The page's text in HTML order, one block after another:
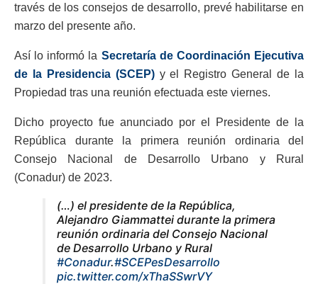
través de los consejos de desarrollo, prevé habilitarse en
marzo del presente año.
Así lo informó la Secretaría de Coordinación Ejecutiva
de la Presidencia (SCEP)y el Registro General de la
Propiedad tras una reunión efectuada este viernes.
Dicho proyecto fue anunciado por el Presidente de la
República durante la primera reunión ordinaria del
Consejo Nacional de Desarrollo Urbano y Rural
(Conadur) de 2023.
(…) el presidente de la República,
Alejandro Giammattei durante la primera
reunión ordinaria del Consejo Nacional
de Desarrollo Urbano y Rural
#Conadur.#SCEPesDesarrollo
pic.twitter.com/xThaSSwrVY